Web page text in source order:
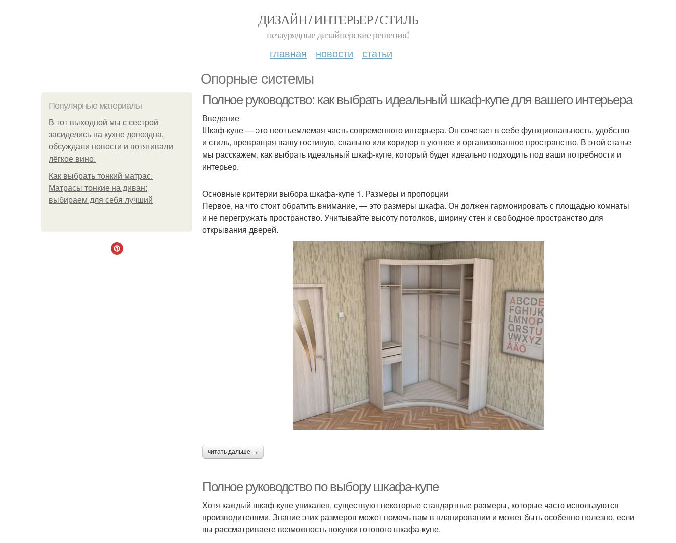
ДИЗАЙН / ИНТЕРЬЕР / СТИЛЬ
незаурядные дизайнерские решения!
главная новости статьи
Опорные системы
Популярные материалы
В тот выходной мы с сестрой
засиделись на кухне допоздна,
обсуждали новости и потягивали
лёгкое вино.
Как выбрать тонкий матрас.
Матрасы тонкие на диван:
выбираем для себя лучший
Полное руководство: как выбрать идеальный шкаф-купе для вашего интерьера
Введение
Шкаф-купе — это неотъемлемая часть современного интерьера. Он сочетает в себе функциональность, удобство
и стиль, превращая вашу гостиную, спальню или коридор в уютное и организованное пространство. В этой статье
мы расскажем, как выбрать идеальный шкаф-купе, который будет идеально подходить под ваши потребности и
интерьер.
Основные критерии выбора шкафа-купе 1. Размеры и пропорции
Первое, на что стоит обратить внимание, — это размеры шкафа. Он должен гармонировать с площадью комнаты
и не перегружать пространство. Учитывайте высоту потолков, ширину стен и свободное пространство для
открывания дверей.
читать дальше →
Полное руководство по выбору шкафа-купе
Хотя каждый шкаф-купе уникален, существуют некоторые стандартные размеры, которые часто используются
производителями. Знание этих размеров может помочь вам в планировании и может быть особенно полезно, если
вы рассматриваете возможность покупки готового шкафа-купе.